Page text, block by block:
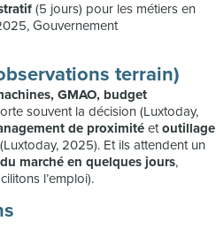
(5 jours) pour les métiers en
Gouvernement
terrain)
GMAO, budget
souvent la décision (Luxtoday,
de proximité etoutillage
2025). Et ils attendent un
marché en quelques jours,
l’emploi).